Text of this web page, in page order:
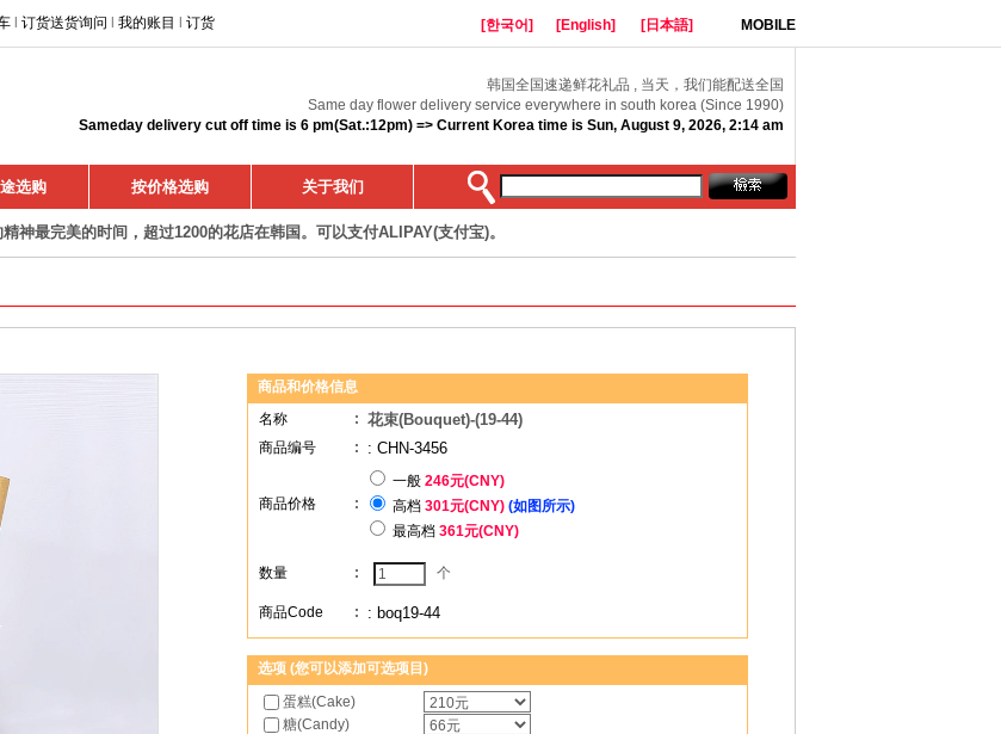
订货送货询问 我的账目 订货 [한국어] [English] [日本語] MOBILE
韩国全国速递鲜花礼品 , 当天，我们能配送全国
Same day flower delivery service everywhere in south korea (Since 1990)
Sameday delivery cut off time is 6 pm(Sat.:12pm) => Current Korea time is Sun, August 9, 2026, 2:14 am
选购 按价格选购 关于我们
神最完美的时间，超过1200的花店在韩国。可以支付ALIPAY(支付宝)。
商品和价格信息
名称
: 花束(Bouquet)-(19-44)
商品编号 : : CHN-3456
商品价格 :
一般 246元(CNY)
高档 301元(CNY) (如图所示)
最高档 361元(CNY)
数量 : 个
商品Code : : boq19-44
选项 (您可以添加可选项目)
蛋糕(Cake)
糖(Candy)